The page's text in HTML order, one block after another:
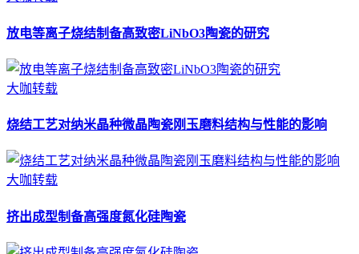
放电等离子烧结制备高致密LiNbO3陶瓷的研究
大咖转载
烧结工艺对纳米晶种微晶陶瓷刚玉磨料结构与性能的影响
大咖转载
挤出成型制备高强度氮化硅陶瓷